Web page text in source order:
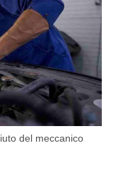
del meccanico